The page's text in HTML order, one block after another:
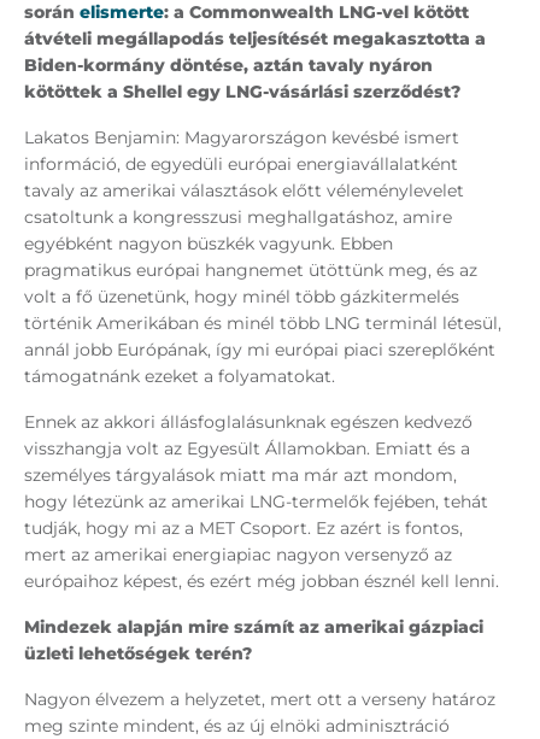
során elismerte: a Commonwealth LNG-vel kötött
átvételi megállapodás teljesítését megakasztotta a
Biden-kormány döntése, aztán tavaly nyáron
kötöttek a Shellel egy LNG-vásárlási szerződést?
Lakatos Benjamin: Magyarországon kevésbé ismert
információ, de egyedüli európai energiavállalatként
tavaly az amerikai választások előtt véleménylevelet
csatoltunk a kongresszusi meghallgatáshoz, amire
egyébként nagyon büszkék vagyunk. Ebben
pragmatikus európai hangnemet ütöttünk meg, és az
volt a fő üzenetünk, hogy minél több gázkitermelés
történik Amerikában és minél több LNG terminál létesül,
annál jobb Európának, így mi európai piaci szereplőként
támogatnánk ezeket a folyamatokat.
Ennek az akkori állásfoglalásunknak egészen kedvező
visszhangja volt az Egyesült Államokban. Emiatt és a
személyes tárgyalások miatt ma már azt mondom,
hogy létezünk az amerikai LNG-termelők fejében, tehát
tudják, hogy mi az a MET Csoport. Ez azért is fontos,
mert az amerikai energiapiac nagyon versenyző az
európaihoz képest, és ezért még jobban észnél kell lenni.
Mindezek alapján mire számít az amerikai gázpiaci
üzleti lehetőségek terén?
Nagyon élvezem a helyzetet, mert ott a verseny határoz
meg szinte mindent, és az új elnöki adminisztráció